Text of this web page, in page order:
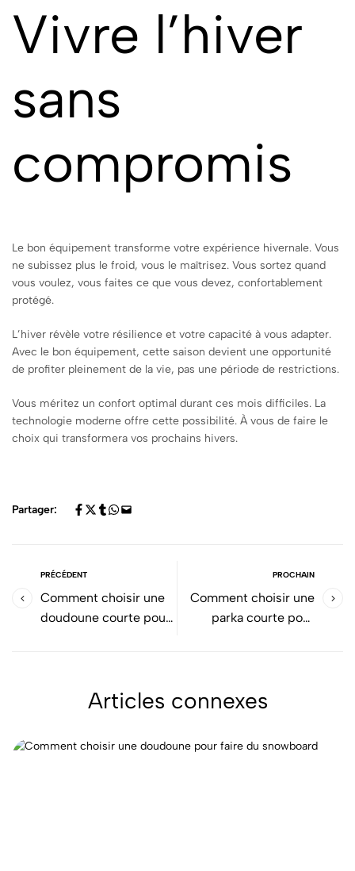
Vivre l’hiver
sans
compromis
Le bon équipement transforme votre expérience hivernale. Vous
ne subissez plus le froid, vous le maîtrisez. Vous sortez quand
vous voulez, vous faites ce que vous devez, confortablement
protégé.
L’hiver révèle votre résilience et votre capacité à vous adapter.
Avec le bon équipement, cette saison devient une opportunité
de profiter pleinement de la vie, pas une période de restrictions.
Vous méritez un confort optimal durant ces mois difficiles. La
technologie moderne offre cette possibilité. À vous de faire le
choix qui transformera vos prochains hivers.
Partager:
PRÉCÉDENT
Comment choisir une
doudoune courte pour
PROCHAIN
Comment choisir une
parka courte pour
Articles connexes